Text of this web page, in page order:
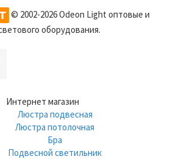
© 2002-2026 Odeon Light оптовые и
оборудования.
Интернет магазин
Люстра подвесная
Люстра потолочная
Бра
Подвесной светильник